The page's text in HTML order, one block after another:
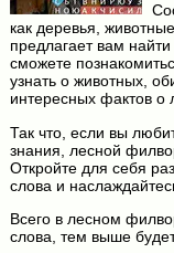
как деревья,
предлагает вам
сможете
узнать о животных,
интересных фактов о
Так что, если вы
знания, лесной
Откройте для себя
слова и
Всего в лесном
слова, тем выше